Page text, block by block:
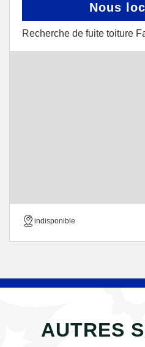
Nous
Recherche de fuite toiture
indisponible
AUTRES